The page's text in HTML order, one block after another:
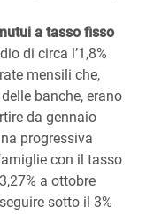
a tasso fisso
di circa l’1,8%
mensili che,
banche, erano
da gennaio
progressiva
con il tasso
a ottobre
sotto il 3%